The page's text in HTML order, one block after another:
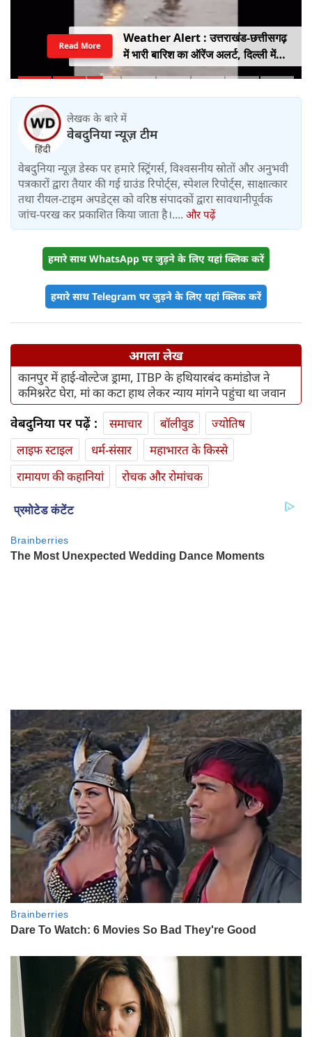
Weather Alert : उत्तराखंड-छत्तीसगढ़
में भारी बारिश का ऑरेंज अलर्ट, दिल्ली में
हल्की बारिश, जानें IMD का ताजा अपडेट
Read More
लेखक के बारे में
वेबदुनिया न्यूज़ टीम
वेबदुनिया न्यूज़ डेस्क पर हमारे स्ट्रिंगर्स, विश्वसनीय स्रोतों और अनुभवी
पत्रकारों द्वारा तैयार की गई ग्राउंड रिपोर्ट्स, स्पेशल रिपोर्ट्स, साक्षात्कार
तथा रीयल-टाइम अपडेट्स को वरिष्ठ संपादकों द्वारा सावधानीपूर्वक
जांच-परख कर प्रकाशित किया जाता है।.... और पढ़ें
हमारे साथ WhatsApp पर जुड़ने के लिए यहां क्लिक करें
हमारे साथ Telegram पर जुड़ने के लिए यहां क्लिक करें
अगला लेख
कानपुर में हाई-वोल्टेज ड्रामा, ITBP के हथियारबंद कमांडोज ने
कमिश्नरेट घेरा, मां का कटा हाथ लेकर न्याय मांगने पहुंचा था जवान
वेबदुनिया पर पढ़ें : समाचार बॉलीवुड
ज्योतिष
लाइफ स्‍टाइल
धर्म-संसार
महाभारत के किस्से
रामायण की कहानियां
रोचक और रोमांचक